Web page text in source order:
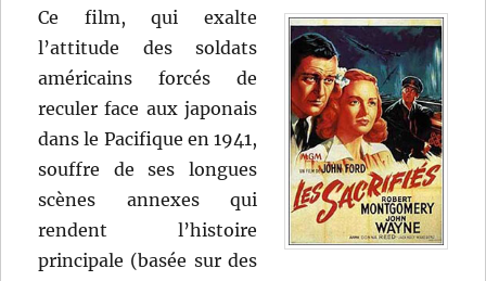
Ce film, qui exalte
l’attitude des soldats
américains forcés de
reculer face aux japonais
dans le Pacifique en 1941,
souffre de ses longues
scènes annexes qui
rendent l’histoire
principale (basée sur des